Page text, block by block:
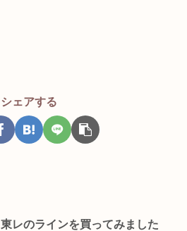
シェアする
東レのラインを買ってみました